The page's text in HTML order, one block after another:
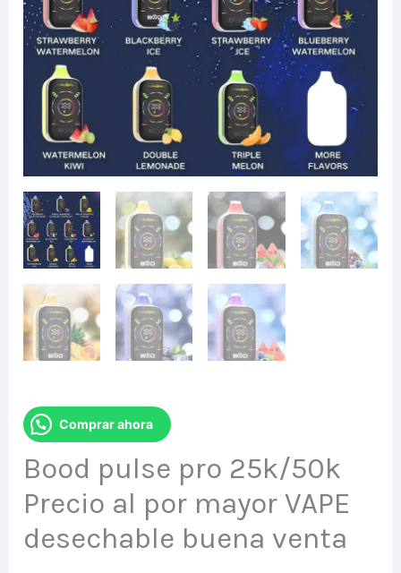
Comprar ahora
Bood pulse pro 25k/50k
Precio al por mayor VAPE
desechable buena venta